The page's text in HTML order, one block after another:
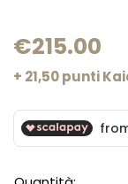
€215.00
+ 21,50 punti